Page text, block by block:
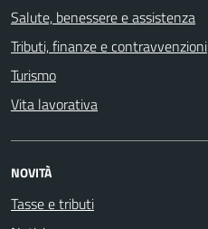
Salute, benessere e assistenza
Tributi, finanze e contravvenzioni
Turismo
Vita lavorativa
NOVITÀ
Tasse e tributi